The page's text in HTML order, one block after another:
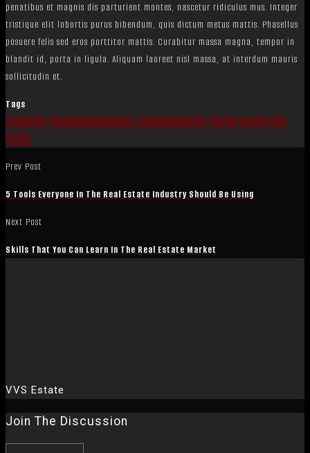
penatibus et magnis dis parturient montes, nascetur ridiculus mus. Integer
tristique elit lobortis purus bibendum, quis dictum metus mattis. Phasellus
posuere felis sed eros porttitor mattis. Curabitur massa magna, tempor in
blandit id, porta in ligula. Aliquam laoreet nisl massa, at interdum mauris
sollicitudin et.
Tags
Prev Post
5 Tools Everyone In The Real Estate Industry Should Be Using
Next Post
Skills That You Can Learn In The Real Estate Market
VVS Estate
Join The Discussion